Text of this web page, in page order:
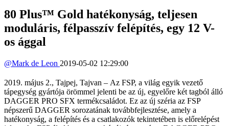
80 Plus™ Gold hatékonyság, teljesen
moduláris, félpasszív felépítés, egy 12 V-
os ággal
@Mark de Leon 2019-05-02 12:29:00
2019. május 2., Tajpej, Tajvan – Az FSP, a világ egyik vezető
tápegység gyártója örömmel jelenti be az új, egyelőre két tagból álló
DAGGER PRO SFX termékcsaládot. Ez az új széria az FSP
népszerű DAGGER sorozatának továbbfejlesztése, amely a
hatékonyság, a felépítés és a csatlakozók tekintetében is előrelépést